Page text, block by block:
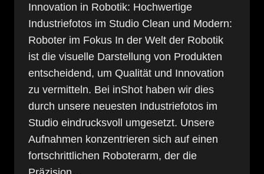
Innovation in Robotik: Hochwertige
Industriefotos im Studio Clean und Modern:
Roboter im Fokus In der Welt der Robotik
ist die visuelle Darstellung von Produkten
entscheidend, um Qualität und Innovation
zu vermitteln. Bei inShot haben wir dies
durch unsere neuesten Industriefotos im
Studio eindrucksvoll umgesetzt. Unsere
Aufnahmen konzentrieren sich auf einen
fortschrittlichen Roboterarm, der die